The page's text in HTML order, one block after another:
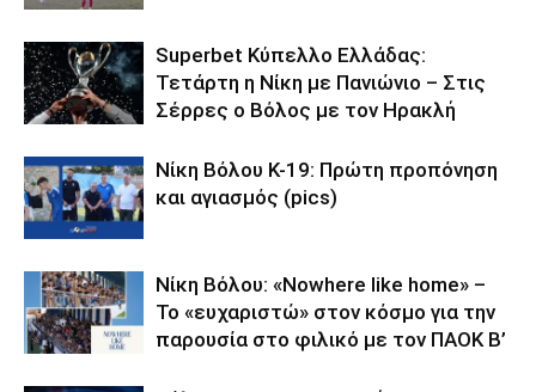
Superbet Κύπελλο Ελλάδας:
Τετάρτη η Νίκη με Πανιώνιο – Στις
Σέρρες ο Βόλος με τον Ηρακλή
Νίκη Βόλου Κ-19: Πρώτη προπόνηση
και αγιασμός (pics)
Νίκη Βόλου: «Nowhere like home» –
Το «ευχαριστώ» στον κόσμο για την
παρουσία στο φιλικό με τον ΠΑΟΚ Β’